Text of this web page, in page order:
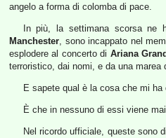
angelo a forma di colomba di pace.
In più, la settimana scorsa ne
Manchester, sono incappato nel
esplodere al concerto di Ariana
terroristico, dai nomi, e da una
E sapete qual è la cosa che mi
È che in nessuno di essi viene
Nel ricordo ufficiale, queste sono